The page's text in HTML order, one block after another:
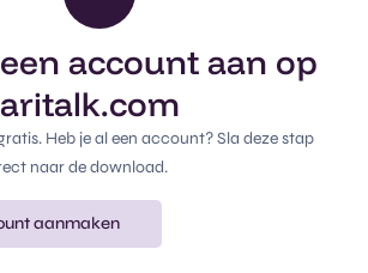
account aan op
Heb je al een account? Sla deze stap
naar de download.
aanmaken